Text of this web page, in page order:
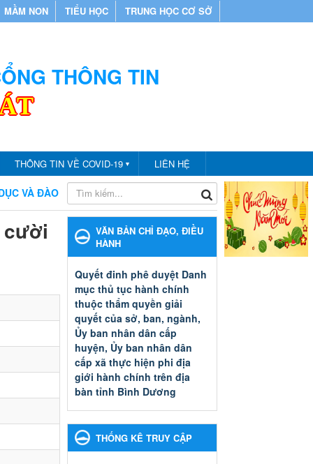
MẦM NON TIỂU HỌC TRUNG HỌC CƠ SỞ
THÔNG TIN
THÔNG TIN VỀ COVID-19 ▼ LIÊN HỆ
TẠO THÀNH PHỐ BẾN CÁT CHÀO MỪNG BẠN ĐẾN
cười
VĂN BẢN CHỈ ĐẠO, ĐIỀU
HÀNH
Quyết đinh phê duyệt Danh
mục thủ tục hành chính
thuộc thẩm quyền giải
quyết của sở, ban, ngành,
Ủy ban nhân dân cấp
huyện, Ủy ban nhân dân
cấp xã thực hiện phi địa
giới hành chính trên địa
bàn tỉnh Bình Dương
thẩm quyền giải quyết của sở,
ban, ngành, Ủy ban nhân dân
THỐNG KÊ TRUY CẬP